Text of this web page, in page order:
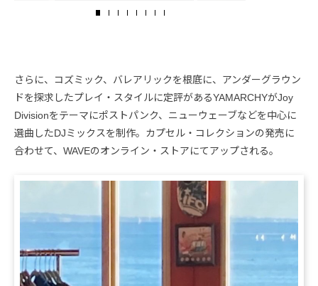
さらに、コズミック、バレアリックを根底に、アンダーグラウン
ドを探求したプレイ・スタイルに定評があるYAMARCHYがJoy
Divisionをテーマにポストパンク、ニューウェーブなどを中心に
選曲したDJミックスを制作。カプセル・コレクションの発売に
合わせて、WAVEのオンライン・ストアにてアップされる。